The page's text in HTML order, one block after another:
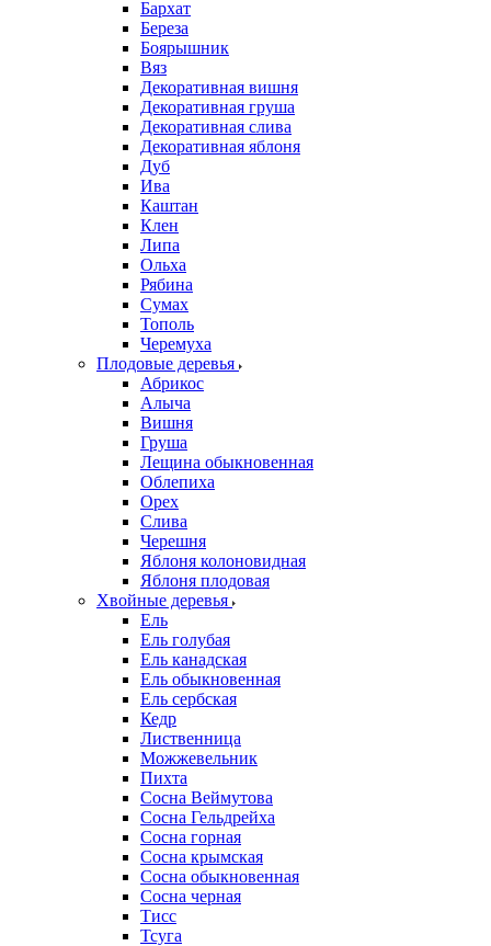
Бархат
Береза
Боярышник
Вяз
Декоративная вишня
Декоративная груша
Декоративная слива
Декоративная яблоня
Дуб
Ива
Каштан
Клен
Липа
Ольха
Рябина
Сумах
Тополь
Черемуха
Плодовые деревья
Абрикос
Алыча
Вишня
Груша
Лещина обыкновенная
Облепиха
Орех
Слива
Черешня
Яблоня колоновидная
Яблоня плодовая
Хвойные деревья
Ель
Ель голубая
Ель канадская
Ель обыкновенная
Ель сербская
Кедр
Лиственница
Можжевельник
Пихта
Сосна Веймутова
Сосна Гельдрейха
Сосна горная
Сосна крымская
Сосна обыкновенная
Сосна черная
Тисс
Тсуга